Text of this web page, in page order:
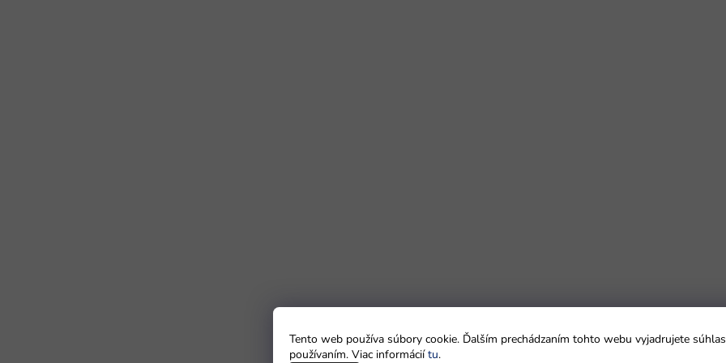
Tento web používa súbory cookie. Ďalším prechádzaním tohto webu vyjadrujete
používaním. Viac informáciítu.